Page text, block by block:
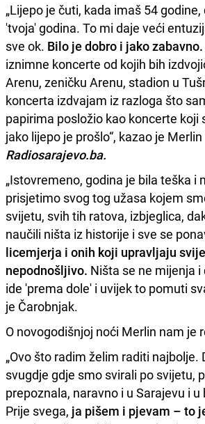
„Lijepo je čuti, kada imaš 54
'tvoja' godina. To mi daje veći
sve ok. Bilo je dobro i jako zabavno.
iznimne koncerte od kojih bih
Arenu, zeničku Arenu, stadion u
koncerta izdvajam iz razloga što
papirima posložio kao koncerte koji
jako lijepo je prošlo“, kazao je
Radiosarajevo.ba.
„Istovremeno, godina je bila teška i
prisjetimo svog tog užasa kojem
svijetu, svih tih ratova, izbjeglica,
naučili ništa iz historije i sve se
licemjerja i onih koji upravljaju
nepodnošljivo. Ništa se ne mijenja i
ide 'prema dole' i uvijek to pomuti
je Čarobnjak.
O novogodišnjoj noći Merlin nam je
„Ovo što radim želim raditi najbolje.
svugdje gdje smo svirali po svijetu,
prepoznala, naravno i u Sarajevu i
Prije svega, ja pišem i pjevam – to